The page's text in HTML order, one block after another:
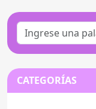
CATEGORÍAS